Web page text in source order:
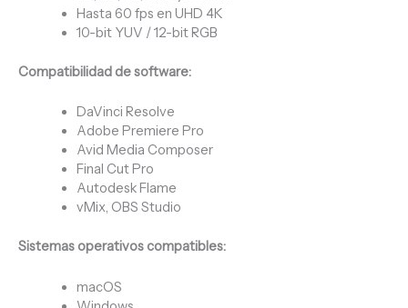
Hasta 60 fps en UHD 4K
10-bit YUV / 12-bit RGB
Compatibilidad de software:
DaVinci Resolve
Adobe Premiere Pro
Avid Media Composer
Final Cut Pro
Autodesk Flame
vMix, OBS Studio
Sistemas operativos compatibles:
macOS